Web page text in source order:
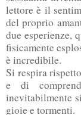
lettore è il
del proprio
due esperienze,
fisicamente
è incredibile.
Si respira
e di
inevitabilmente
gioie e tormenti.